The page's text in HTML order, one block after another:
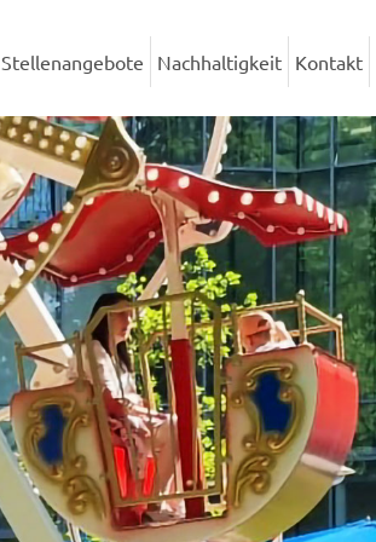
Stellenangebote Nachhaltigkeit Kontakt